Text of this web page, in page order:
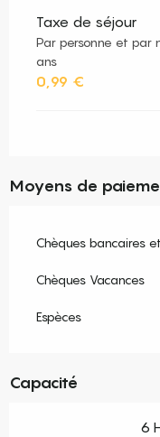
Taxe de séjour
Par personne et par
ans
0,99 €
Moyens de
Chèques bancaires
Chèques Vacances
Espèces
Capacité
6